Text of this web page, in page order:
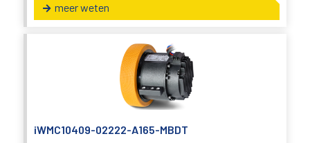
meer weten
iWMC10409-02222-A165-MBDT